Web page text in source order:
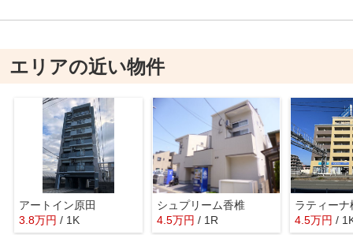
エリアの近い物件
アートイン原田
3.8万円 / 1K
シュプリーム香椎
4.5万円 / 1R
ラティー
4.5万円 /